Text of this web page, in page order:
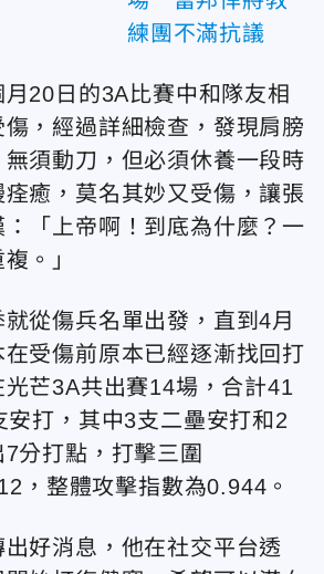
練團不滿抗議
20日的3A比賽中和隊友相
，經過詳細檢查，發現肩膀
須動刀，但必須休養一段時
癒，莫名其妙又受傷，讓張
「上帝啊！到底為什麼？一
。」
從傷兵名單出發，直到4月
受傷前原本已經逐漸找回打
芒3A共出賽14場，合計41
安打，其中3支二壘安打和2
分打點，打擊三圍
，整體攻擊指數為0.944。
好消息，他在社交平台透